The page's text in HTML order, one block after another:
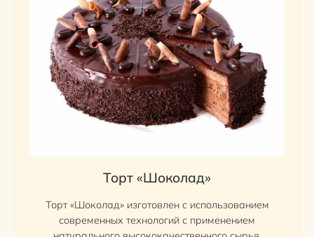
Торт «Шоколад»
Торт «Шоколад» изготовлен с использованием
современных технологий с применением